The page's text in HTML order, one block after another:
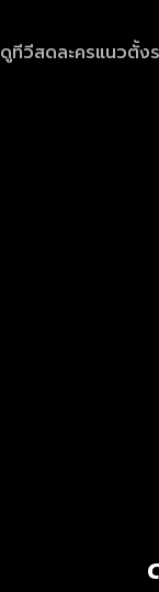
ดูทีวีสดละครแนวตั้ง